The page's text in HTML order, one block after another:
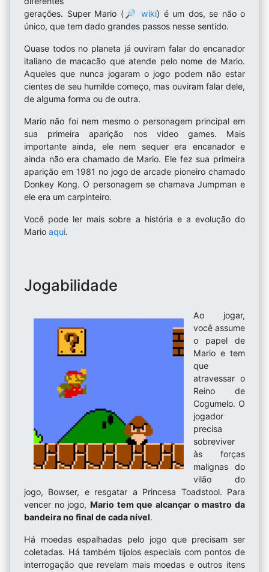
gerações. Super Mario (🔎 wiki) é um dos, se não o
único, que tem dado grandes passos nesse sentido.
Quase todos no planeta já ouviram falar do encanador
italiano de macacão que atende pelo nome de Mario.
Aqueles que nunca jogaram o jogo podem não estar
cientes de seu humilde começo, mas ouviram falar dele,
de alguma forma ou de outra.
Mario não foi nem mesmo o personagem principal em
sua primeira aparição nos video games. Mais
importante ainda, ele nem sequer era encanador e
ainda não era chamado de Mario. Ele fez sua primeira
aparição em 1981 no jogo de arcade pioneiro chamado
Donkey Kong. O personagem se chamava Jumpman e
ele era um carpinteiro.
Você pode ler mais sobre a história e a evolução do
Mario aqui.
Jogabilidade
Ao jogar,
você assume
o papel de
Mario e tem
que
atravessar o
Reino de
Cogumelo. O
jogador
precisa
sobreviver
às forças
malignas do
vilão do
jogo, Bowser, e resgatar a Princesa Toadstool. Para
vencer no jogo, Mario tem que alcançar o mastro da
bandeira no final de cada nível.
Há moedas espalhadas pelo jogo que precisam ser
coletadas. Há também tijolos especiais com pontos de
interrogação que revelam mais moedas e outros itens